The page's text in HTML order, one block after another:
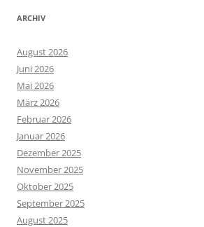
ARCHIV
August 2026
Juni 2026
Mai 2026
März 2026
Februar 2026
Januar 2026
Dezember 2025
November 2025
Oktober 2025
September 2025
August 2025